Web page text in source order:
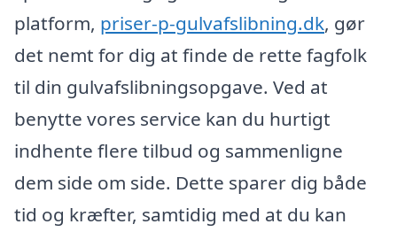
platform, priser-p-gulvafslibning.dk, gør
det nemt for dig at finde de rette fagfolk
til din gulvafslibningsopgave. Ved at
benytte vores service kan du hurtigt
indhente flere tilbud og sammenligne
dem side om side. Dette sparer dig både
tid og kræfter, samtidig med at du kan